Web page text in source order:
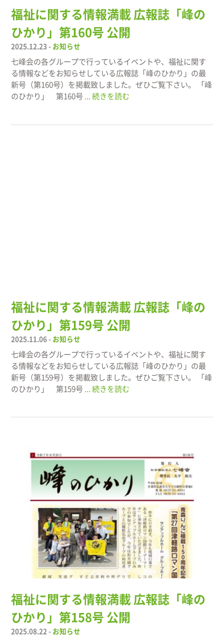
福祉に関する情報満載 広報誌「峰の
ひかり」第160号 公開
2025.12.23 - お知らせ
七峰会の各グループで行っているイベントや、福祉に関す
る情報などをお知らせしている広報誌「峰のひかり」の最
新号（第160号）を掲載致しました。ぜひご覧下さい。 「峰
のひかり」 第160号 ... 続きを読む
福祉に関する情報満載 広報誌「峰の
ひかり」第159号 公開
2025.11.06 - お知らせ
七峰会の各グループで行っているイベントや、福祉に関す
る情報などをお知らせしている広報誌「峰のひかり」の最
新号（第159号）を掲載致しました。ぜひご覧下さい。 「峰
のひかり」 第159号
... 続きを読む
福祉に関する情報満載 広報誌「峰の
ひかり」第158号 公開
2025.08.22 - お知らせ